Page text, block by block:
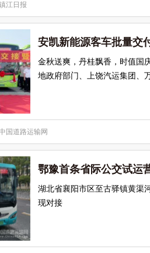
江日报
安凯新能源客车批量交
金秋送爽，丹桂飘香，时值国
地政府部门、上饶汽运集团、
国道路运输网
鄂豫首条省际公交试运
湖北省襄阳市区至古驿镇黄渠
现对接